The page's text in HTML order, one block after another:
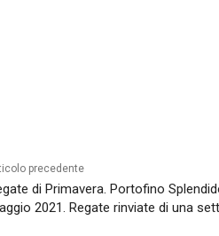
precedente
di Primavera. Portofino
2021. Regate rinviate di una